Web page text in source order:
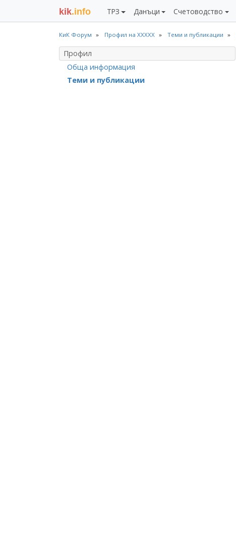
kik.info ТРЗ Данъци Счетоводство
КиК Форум Профил на ХХХХХ Теми и публикации
Профил
Обща информация
Теми и публикации